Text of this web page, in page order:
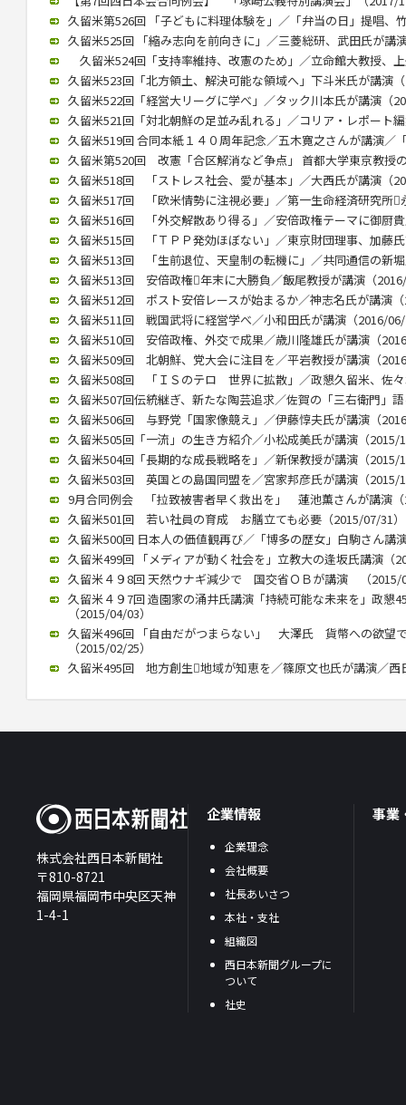
久留米第526回 「子どもに料理体験を」／「弁当の日」提唱、
久留米525回 「縮み志向を前向きに」／三菱総研、武田氏が講
久留米524回「支持率維持、改憲のため」／立命館大教授、
久留米523回「北方領土、解決可能な領域へ」下斗米氏が講演
久留米522回「経営大リーグに学べ」／タック川本氏が講演（
久留米521回「対北朝鮮の足並み乱れる」／コリア・レポート
久留米519回 合同本紙１４０周年記念／五木寛之さんが講演／
久留米第520回 改憲「合区解消など争点」 首都大学東京教授
久留米518回 「ストレス社会、愛が基本」／大西氏が講演（
久留米517回 「欧米情勢に注視必要」／第一生命経済研究所
久留米516回 「外交解散あり得る」／安倍政権テーマに御厨
久留米515回 「ＴＰＰ発効ほぼない」／東京財団理事、加藤
久留米513回 「生前退位、天皇制の転機に」／共同通信の新
久留米513回 安倍政権年末に大勝負／飯尾教授が講演（
久留米512回 ポスト安倍レースが始まるか／神志名氏が講演
久留米511回 戦国武将に経営学べ／小和田氏が講演（2016/
久留米510回 安倍政権、外交で成果／歳川隆雄氏が講演（
久留米509回 北朝鮮、党大会に注目を／平岩教授が講演（
久留米508回 「ＩＳのテロ 世界に拡散」／政懇久留米、佐
久留米507回伝統継ぎ、新たな陶芸追求／佐賀の「三右衛門」
久留米506回 与野党「国家像競え」／伊藤惇夫氏が講演（
久留米505回「一流」の生き方紹介／小松成美氏が講演（2015/
久留米504回「長期的な成長戦略を」／新保教授が講演（2015/
久留米503回 英国との島国同盟を／宮家邦彦氏が講演（2015/
9月合同例会 「拉致被害者早く救出を」 蓮池薫さんが講演
久留米501回 若い社員の育成 お膳立ても必要（2015/07/31）
久留米500回 日本人の価値観再び／「博多の歴女」白駒さん
久留米499回 「メディアが動く社会を」立教大の逢坂氏講演（
久留米４９8回 天然ウナギ減少で 国交省ＯＢが講演 （2015/
久留米４９7回 造園家の涌井氏講演「持続可能な未来を」政懇
（2015/04/03）
久留米496回 「自由だがつまらない」 大澤氏 貨幣への欲望
（2015/02/25）
久留米495回 地方創生地域が知恵を／篠原文也氏が講演／西
株式会社西日本新聞社
〒810-8721
福岡県福岡市中央区天神
1-4-1
企業情報
企業理念
会社概要
社長あいさつ
本社・支社
組織図
西日本新聞グループに
ついて
社史
事業